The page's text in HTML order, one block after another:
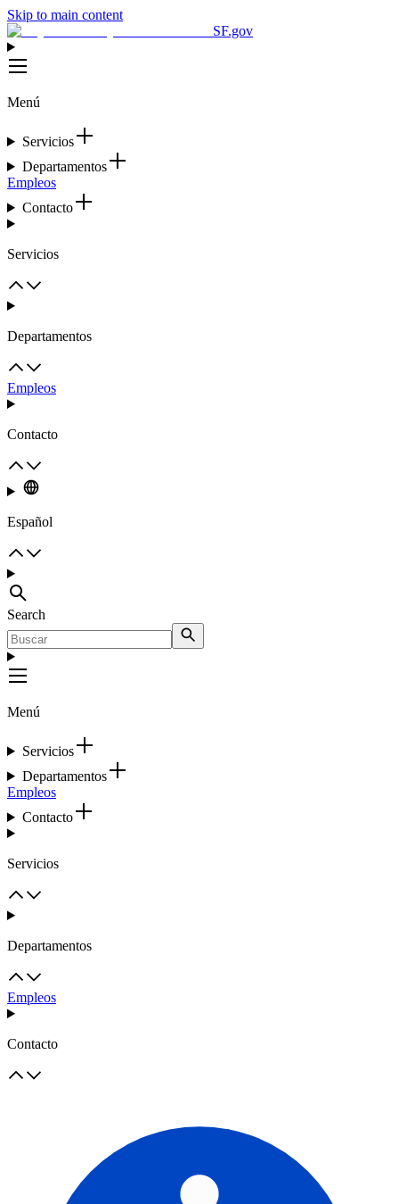
Skip to main content
SF.gov
Menú
Servicios
Departamentos
Empleos
Contacto
Servicios
Departamentos
Empleos
Contacto
Español
Search
Menú
Servicios
Departamentos
Empleos
Contacto
Servicios
Departamentos
Empleos
Contacto